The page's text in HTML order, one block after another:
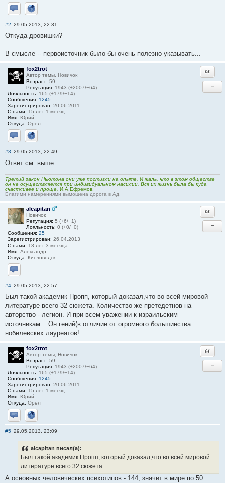
Отправить личное сообщение
Сайт
#2 29.05.2013, 22:31
Откуда дровишки?
В смысле -- первоисточник было бы очень полезно указывать...
fox2trot
Автор темы, Новичок
Возраст: 59
Репутация: 1943 (+2007/−64)
Лояльность: 165 (+179/−14)
Сообщения: 1245
Зарегистрирован: 20.06.2011
С нами: 15 лет 1 месяц
Имя: Юрий
Откуда: Орел
Отправить личное сообщение
Сайт
−
#3 29.05.2013, 22:49
Ответ см. выше.
Третий закон Ньютона они уже постигли на опыте. И жаль, что в этом обществе
он не осуществляется при индивидуальном насилии. Вся их жизнь была бы куда
счастливее и проще. И.А.Ефремов.
Благими намерениями вымощена дорога в Ад.
alcapitan
Новичок
Репутация: 5 (+6/−1)
Лояльность: 0 (+0/−0)
Сообщения: 25
Зарегистрирован: 26.04.2013
С нами: 13 лет 3 месяца
Имя: Александр
Откуда: Кисловодск
Отправить личное сообщение
−
#4 29.05.2013, 22:57
Был такой академик Пропп, который доказал,что во всей мировой
литературе всего 32 сюжета. Количество же претедетнов на
авторство - легион. И при всем уважении к израильским
источникам... Он гений(в отличие от огромного большинства
нобелевских лауреатов!
fox2trot
Автор темы, Новичок
Возраст: 59
Репутация: 1943 (+2007/−64)
Лояльность: 165 (+179/−14)
Сообщения: 1245
Зарегистрирован: 20.06.2011
С нами: 15 лет 1 месяц
Имя: Юрий
Откуда: Орел
Отправить личное сообщение
Сайт
−
#5 29.05.2013, 23:09
alcapitan писал(а):
Был такой академик Пропп, который доказал,что во всей мировой
литературе всего 32 сюжета.
А основных человеческих психотипов - 144, значит в мире по 50